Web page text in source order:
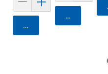
Agregar
Agregar